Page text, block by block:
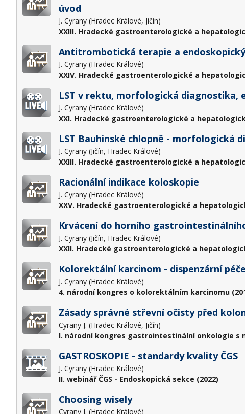
úvod
J. Cyrany (Hradec Králové, Jičín)
XXIII. Hradecké gastroenterologické a
Antitrombotická terapie a
J. Cyrany (Hradec Králové)
XXIV. Hradecké gastroenterologické a
LST v rektu, morfologická diagnostika,
J. Cyrany (Hradec Králové)
XXI. Hradecké gastroenterologické a
LST Bauhinské chlopně - morfologická
J. Cyrany (Jičín, Hradec Králové)
XXIII. Hradecké gastroenterologické a
Racionální indikace koloskopie
J. Cyrany (Hradec Králové)
XXV. Hradecké gastroenterologické a
Krvácení do horního
J. Cyrany (Jičín, Hradec Králové)
XXII. Hradecké gastroenterologické a
Kolorektální karcinom - dispenzární péče
J. Cyrany (Hradec Králové)
4. národní kongres o kolorektálním karcinomu
Zásady správné střevní očisty před
Cyrany J. (Hradec Králové, Jičín)
I. národní kongres gastrointestinální onkologie s
GASTROSKOPIE - standardy kvality ČGS
J. Cyrany (Hradec Králové)
II. webinář ČGS - Endoskopická sekce (2022)
Choosing wisely
Cyrany J. (Hradec Králové)